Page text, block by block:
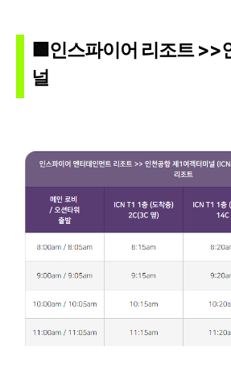
🟩인스파이어 리조트 >>
널